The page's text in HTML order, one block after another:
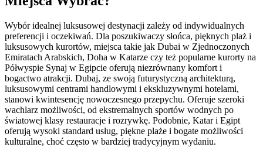
Wybór idealnej luksusowej destynacji zależy od indywidualnych
preferencji i oczekiwań. Dla poszukiwaczy słońca, pięknych plaż i
luksusowych kurortów, miejsca takie jak Dubai w Zjednoczonych
Emiratach Arabskich, Doha w Katarze czy też popularne kurorty na
Półwyspie Synaj w Egipcie oferują niezrównany komfort i
bogactwo atrakcji. Dubaj, ze swoją futurystyczną architekturą,
luksusowymi centrami handlowymi i ekskluzywnymi hotelami,
stanowi kwintesencję nowoczesnego przepychu. Oferuje szeroki
wachlarz możliwości, od ekstremalnych sportów wodnych po
światowej klasy restauracje i rozrywkę. Podobnie, Katar i Egipt
oferują wysoki standard usług, piękne plaże i bogate możliwości
kulturalne, choć często w bardziej tradycyjnym wydaniu.